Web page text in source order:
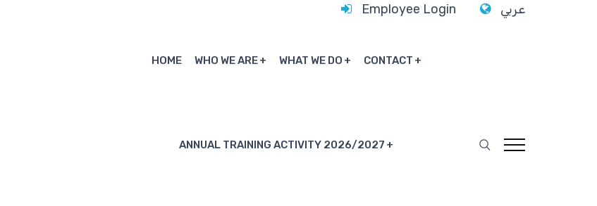
Employee Login عربي
HOME WHO WE ARE WHAT WE DO CONTACT
ANNUAL TRAINING ACTIVITY 2026/2027